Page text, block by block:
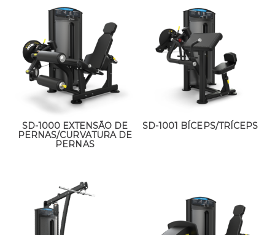
SD-1000 EXTENSÃO DE
PERNAS/CURVATURA DE
PERNAS
SD-1001 BÍCEPS/TRÍCEPS